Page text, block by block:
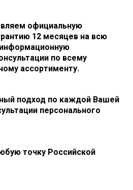
официальную
12 месяцев на всю
по всему
ассортименту.
подход по каждой Вашей
персонального
точку Российской